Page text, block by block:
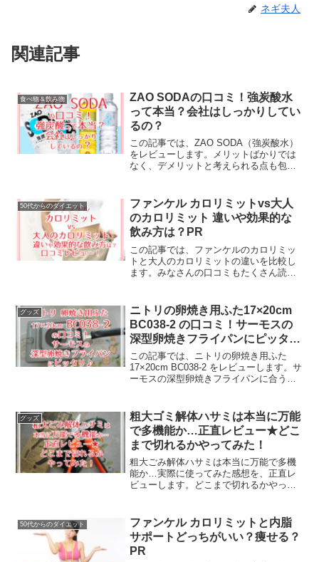
ネギ夫人
関連記事
食べ物＆飲み物
ZAO SODAの口コミ！強炭酸水
って本当？会社はしっかりしてい
るの？
この記事では、ZAO SODA（強炭酸水）
をレビューします。メリットばかりでは
なく、デメリットと考えられる点も包み
口コミも調べたので、まとめました。ど
うぞご覧ください。
50代からのダイエット
ファンケル カロリミットvs大人
のカロリミット 違いや効果的な
飲み方は？PR
この記事では、ファンケルのカロリミッ
トと大人のカロリミットの違いを比較し
ます。みなさんの口コミもたくさん読ん
ェアします♪
グッズ
ニトリの卵焼き用ふた17×20cm
BC038-2 の口コミ！サーモスの
深型卵焼きフライパンにピッタリ
♪
この記事では、ニトリの卵焼き用ふた
17×20cm BC038-2 をレビューします。サ
ーモスの深型卵焼きフライパンに合うも
いから感じたデメリットなども、包みか
くさずお伝えしますね。
グッズ
粗大ゴミ解体ハサミは本当に万能
で多機能か…正直レビュー★どこ
まで切れるかやってみた！
粗大ごみ解体ハサミは本当に万能で多機
能か…実際に使ってみた感想を、正直レ
ビューします。どこまで切れるかやって
ました。ご参考になりましたら幸いで
す。
50代からのダイエット
ファンケル カロリミットと内脂
サポートどっちがいい？痩せる？
PR